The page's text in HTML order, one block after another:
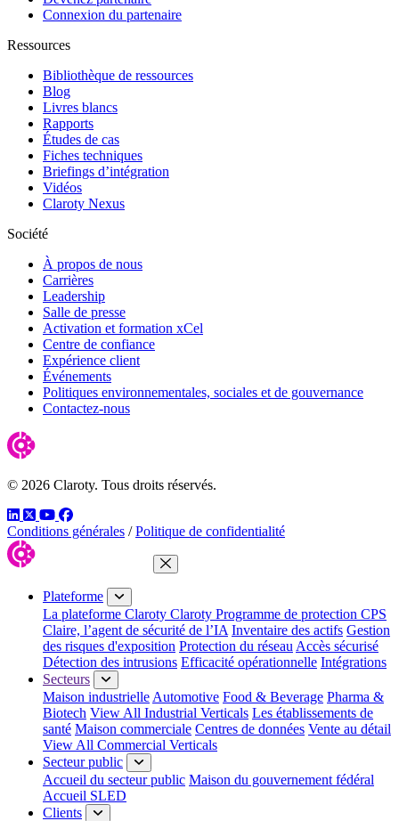
Connexion du partenaire
Ressources
Bibliothèque de ressources
Blog
Livres blancs
Rapports
Études de cas
Fiches techniques
Briefings d’intégration
Vidéos
Claroty Nexus
Société
À propos de nous
Carrières
Leadership
Salle de presse
Activation et formation xCel
Centre de confiance
Expérience client
Événements
Politiques environnementales, sociales et de gouvernance
Contactez-nous
© 2026 Claroty. Tous droits réservés.
LinkedIn
TwitterYouTube
Facebook
Conditions générales / Politique de confidentialité
Fermer le menu
Plateforme
La plateforme Claroty Claroty Programme de protection CPS
Claire, l’agent de sécurité de l’IA Inventaire des actifs Gestion
des risques d'exposition Protection du réseau Accès sécurisé
Détection des intrusions Efficacité opérationnelle Intégrations
Secteurs
Maison industrielle Automotive Food & Beverage Pharma &
Biotech View All Industrial Verticals Les établissements de
santé Maison commerciale Centres de données Vente au détail
View All Commercial Verticals
Secteur public
Accueil du secteur public Maison du gouvernement fédéral
Accueil SLED
Clients